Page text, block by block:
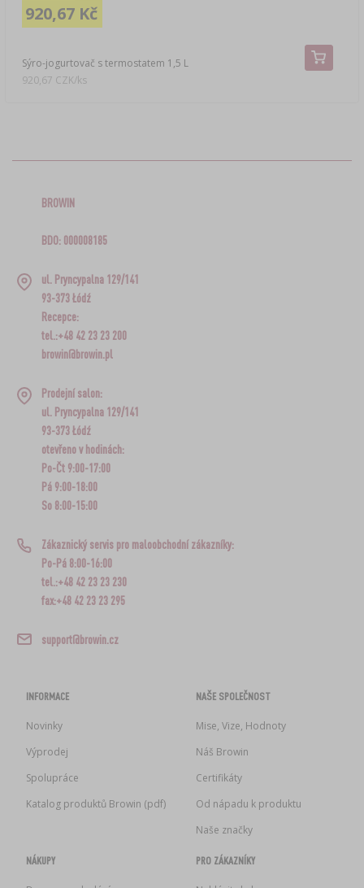
Sýro-jogurtovač s termostatem 1,5 L
920,67 Kč
920,67 CZK/ks
BROWIN
BDO: 000008185
ul. Pryncypalna 129/141
93-373 Łódź
Recepce:
tel.:+48 42 23 23 200
browin@browin.pl
Prodejní salon:
ul. Pryncypalna 129/141
93-373 Łódź
otevřeno v hodinách:
Po-Čt 9:00-17:00
Pá 9:00-18:00
So 8:00-15:00
Zákaznický servis pro maloobchodní zákazníky:
Po-Pá 8:00-16:00
tel.:+48 42 23 23 230
fax:+48 42 23 23 295
support@browin.cz
INFORMACE
Novinky
Výprodej
Spolupráce
Katalog produktů Browin (pdf)
NAŠE SPOLEČNOST
Mise, Vize, Hodnoty
Náš Browin
Certifikáty
Od nápadu k produktu
Naše značky
NÁKUPY PRO ZÁKAZNÍKY